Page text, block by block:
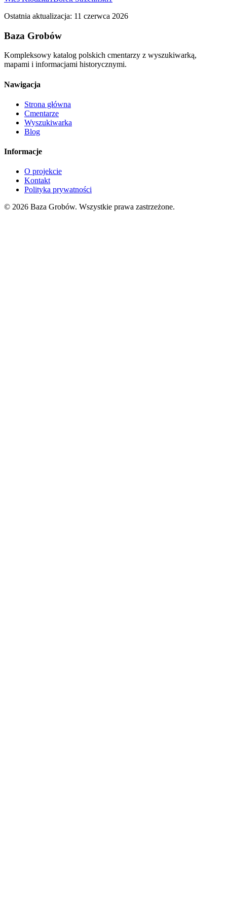
Ostatnia aktualizacja: 11 czerwca 2026
Baza Grobów
Kompleksowy katalog polskich cmentarzy z wyszukiwarką,
mapami i informacjami historycznymi.
Nawigacja
Strona główna
Cmentarze
Wyszukiwarka
Blog
Informacje
O projekcie
Kontakt
Polityka prywatności
© 2026 Baza Grobów. Wszystkie prawa zastrzeżone.